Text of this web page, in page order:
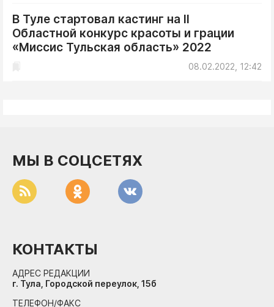
В Туле стартовал кастинг на II
Областной конкурс красоты и грации
«Миссис Тульская область» 2022
08.02.2022, 12:42
МЫ В СОЦСЕТЯХ
КОНТАКТЫ
АДРЕС РЕДАКЦИИ
г. Тула, Городской переулок, 15б
ТЕЛЕФОН/ФАКС